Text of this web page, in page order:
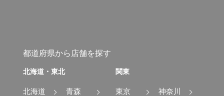
都道府県から店舗を探す
北海道・東北
北海道
青森
関東
東京
神奈川